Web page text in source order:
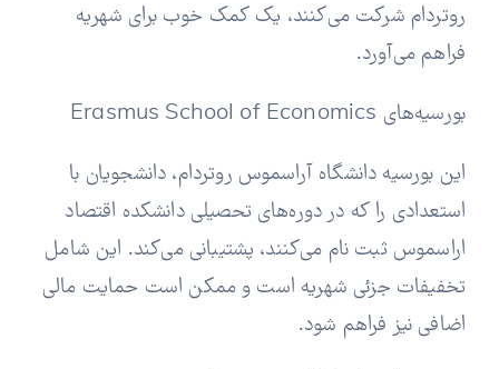
روتردام شرکت می‌کنند، یک کمک خوب برای شهریه
فراهم می‌آورد.
بورسیه‌های Erasmus School of Economics
این بورسیه دانشگاه آراسموس روتردام، دانشجویان با
استعدادی را که در دوره‌های تحصیلی دانشکده اقتصاد
اراسموس ثبت نام می‌کنند، پشتیبانی می‌کند. این شامل
تخفیفات جزئی شهریه است و ممکن است حمایت مالی
اضافی نیز فراهم شود.